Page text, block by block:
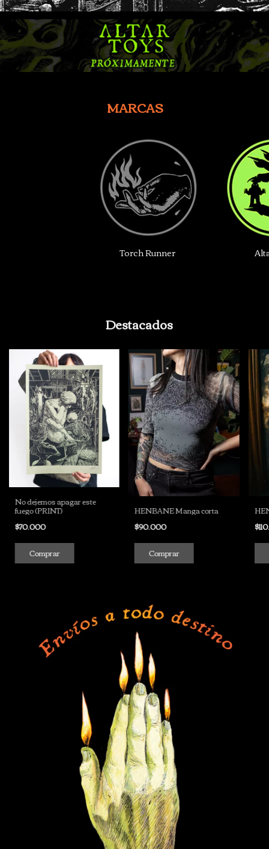
MARCAS
Torch Runner
Destacados
No dejemos apagar este
fuego (PRINT)
$70.000
HENBANE Manga corta
$90.000
Comprar